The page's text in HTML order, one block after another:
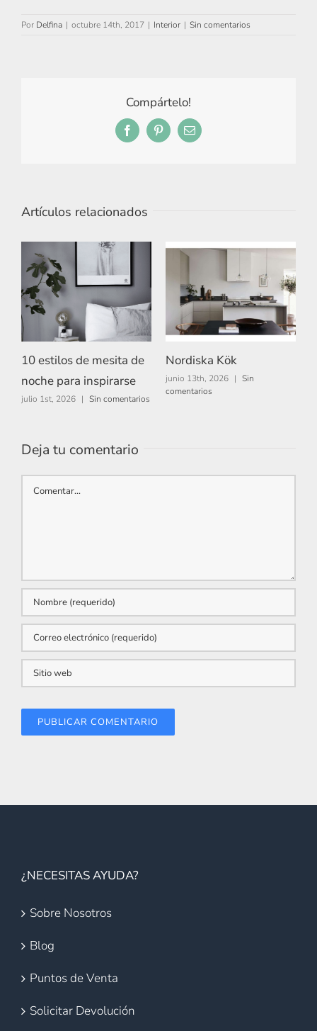
Por Delfina | octubre 14th, 2017 | Interior | Sin comentarios
Compártelo!
FacebookPinterestCorreo
Artículos relacionados
10 estilos de mesita de
noche para inspirarse
julio 1st, 2026 | Sin comentarios
Nordiska Kök
junio 13th, 2026 | Sin
comentarios
Deja tu comentario
Comentar
¿NECESITAS AYUDA?
Sobre Nosotros
Blog
Puntos de Venta
Solicitar Devolución